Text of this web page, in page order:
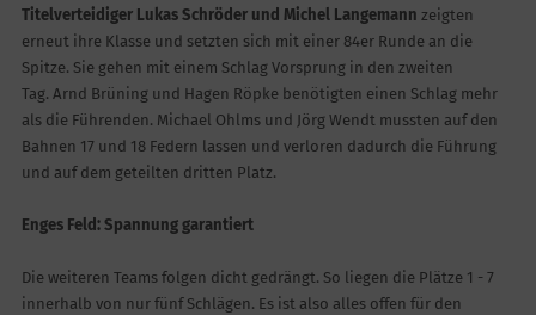
Titelverteidiger Lukas Schröder und Michel Langemann zeigten
erneut ihre Klasse und setzten sich mit einer 84er Runde an die
Spitze. Sie gehen mit einem Schlag Vorsprung in den zweiten
Tag. Arnd Brüning und Hagen Röpke benötigten einen Schlag mehr
als die Führenden. Michael Ohlms und Jörg Wendt mussten auf den
Bahnen 17 und 18 Federn lassen und verloren dadurch die Führung
und auf dem geteilten dritten Platz.
Enges Feld: Spannung garantiert
Die weiteren Teams folgen dicht gedrängt. So liegen die Plätze 1 - 7
innerhalb von nur fünf Schlägen. Es ist also alles offen für den